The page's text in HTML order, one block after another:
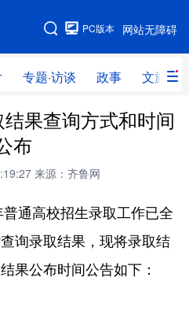
网站无障碍
PC版本
专题·访谈 政事 文旅
地图
时政 人事
全球连线
体育 文化
访谈 视频
果查询方式和时间
布
来源：齐鲁网
通高校招生录取工作已全
询录取结果，现将录取结
果公布时间公告如下：